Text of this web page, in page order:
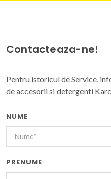
Contacteaza-ne!
Pentru istoricul de Service,
de accesorii si detergenti
NUME
PRENUME